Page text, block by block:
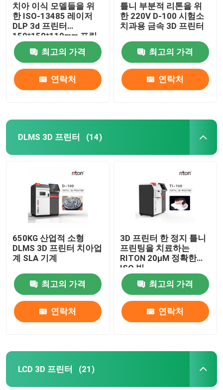
치아 이식 모델들을 위
한 ISO-13485 레이저
DLP 3d 프린터
150*150*110mm 프린
팅 사이즈
최고의 가격
연락처
틀니 부분적 리톤을 위
한 220V D-100 시험소
치과용 금속 3D 프린터
최고의 가격
연락처
DLMS 3D 프린터 (14)
650KG 산업적 소형
DLMS 3D 프린터 치아업
계 SLA 기계
최고의 가격
연락처
3D 프린터 한 정지 틀니
프린팅을 치료하는
RITON 20μM 정확한
ISO 빛
최고의 가격
연락처
LCD 3D 프린터 (21)